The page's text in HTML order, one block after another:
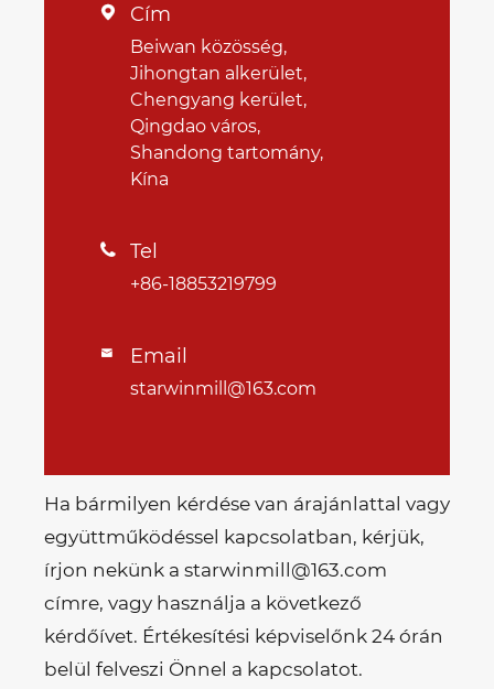
 Cím
Beiwan közösség,
Jihongtan alkerület,
Chengyang kerület,
Qingdao város,
Shandong tartomány,
Kína
 Tel
+86-18853219799
 Email
starwinmill@163.com
Ha bármilyen kérdése van árajánlattal vagy
együttműködéssel kapcsolatban, kérjük,
írjon nekünk a starwinmill@163.com
címre, vagy használja a következő
kérdőívet. Értékesítési képviselőnk 24 órán
belül felveszi Önnel a kapcsolatot.